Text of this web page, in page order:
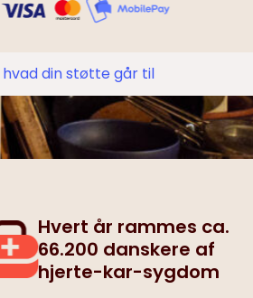
hvad din støtte går til
Hvert år rammes ca.
66.200 danskere af
hjerte-kar-sygdom